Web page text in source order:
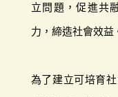
立問題，促進共
力，締造社會效益
為了建立可培育